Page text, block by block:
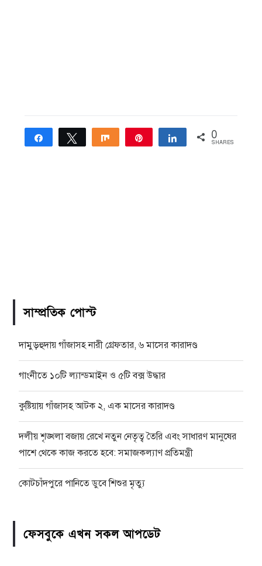
Share Tweet Share Share 0
SHARES
সাম্প্রতিক পোস্ট
দামুড়হুদায় গাঁজাসহ নারী গ্রেফতার, ৬ মাসের কারাদণ্ড
গাংনীতে ১০টি ল্যান্ডমাইন ও ৫টি বক্স উদ্ধার
কুষ্টিয়ায় গাঁজাসহ আটক ২, এক মাসের কারাদণ্ড
দলীয় শৃঙ্খলা বজায় রেখে নতুন নেতৃত্ব তৈরি এবং সাধারণ মানুষের
পাশে থেকে কাজ করতে হবে: সমাজকল্যাণ প্রতিমন্ত্রী
কোটচাঁদপুরে পানিতে ডুবে শিশুর মৃত্যু
ফেসবুকে এখন সকল আপডেট